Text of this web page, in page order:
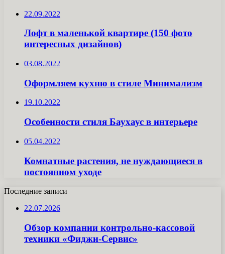
22.09.2022
Лофт в маленькой квартире (150 фото
интересных дизайнов)
03.08.2022
Оформляем кухню в стиле Минимализм
19.10.2022
Особенности стиля Баухаус в интерьере
05.04.2022
Комнатные растения, не нуждающиеся в
постоянном уходе
Последние записи
22.07.2026
Обзор компании контрольно-кассовой
техники «Фиджи-Сервис»